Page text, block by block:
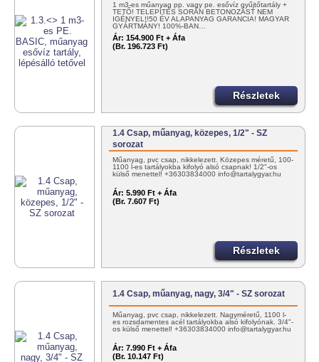
1 m3-es műanyag pp. vagy pe. esővíz gyűjtőtartály +
TETŐ! TELEPÍTÉS SORÁN BETONOZÁST NEM
IGÉNYEL!!50 ÉV ALAPANYAG GARANCIA! MAGYAR
GYÁRTMÁNY! 100%-BAN…
Ár: 154.900 Ft + Áfa
(Br. 196.723 Ft)
Részletek
1.4 Csap, műanyag, közepes, 1/2" - SZ
sorozat
Műanyag, pvc csap, nikkelezett. Közepes méretű, 100-
1100 l-es tartályokba kifolyó alsó csapnak! 1/2"-os
külső menettel! +36303834000 info@tartalygyar.hu
Ár: 5.990 Ft + Áfa
(Br. 7.607 Ft)
Részletek
1.4 Csap, műanyag, nagy, 3/4" - SZ sorozat
Műanyag, pvc csap, nikkelezett. Nagyméretű, 1100 l-
es rozsdamentes acél tartályokba alsó kifolyónak. 3/4"-
os külső menettel! +36303834000 info@tartalygyar.hu
Ár: 7.990 Ft + Áfa
(Br. 10.147 Ft)